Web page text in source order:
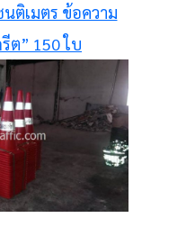
นติเมตร ข้อความ
ต” 150 ใบ